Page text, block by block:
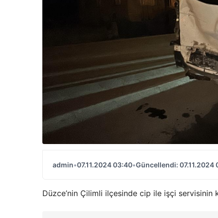
admin•07.11.2024 03:40•Güncellendi: 07.11.2024
Düzce’nin Çilimli ilçesinde cip ile işçi servisinin